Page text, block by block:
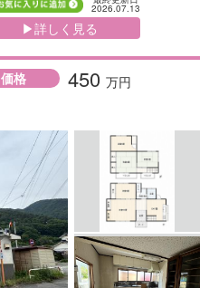
2026.07.13
▶詳しく見る
価格 450 万円